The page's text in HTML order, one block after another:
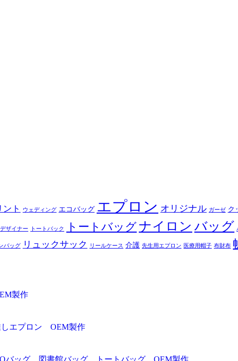
ト ウェディング エコバッグ エプロン オリジナル ガーゼ ク
ザイナー トートバック トートバッグナイロン バッグ
バッグ リュックサック リールケース 介護 先生用エプロン 医療用帽子 布財布
製作
しエプロン OEM製作
バッグ 図書館バッグ トートバッグ OEM製作